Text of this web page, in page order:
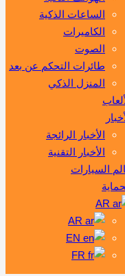
الساعات الذكية
الكاميرات
الصوت
طائرات التحكم عن بعد
المنزل الذكي
الأخبار الرائجة
الأخبار التقنية
السيارات
AR
AR
EN
FR